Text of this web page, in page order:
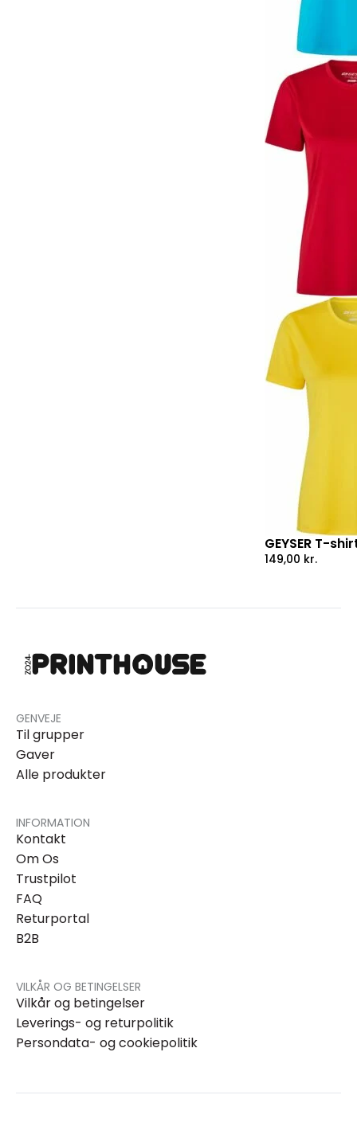
GEYSER T-
149,00 kr.
GENVEJE
Til grupper
Gaver
Alle produkter
INFORMATION
Kontakt
Om Os
Trustpilot
FAQ
Returportal
B2B
VILKÅR OG BETINGELSER
Vilkår og betingelser
Leverings- og returpolitik
Persondata- og cookiepolitik